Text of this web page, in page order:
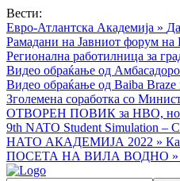
Вести:
Евро-Атлантска Академија »
Рамадани на Јавниот форум
Регионална работилница за
Видео обраќањe од
Видео обраќање од Baiba
Зголемена соработка со
ОТВОРЕН ПОВИК за НВО,
9th NATO Student Simulation –
НАТО АКАДЕМИЈА 2022 »
ПОСЕТА НА ВИЛА ВОДНО »